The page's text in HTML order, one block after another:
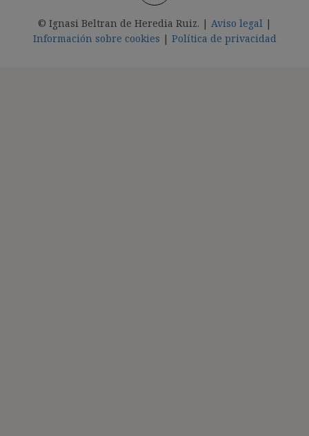
© Ignasi Beltran de Heredia Ruiz. | Aviso legal |
Información sobre cookies | Política de privacidad